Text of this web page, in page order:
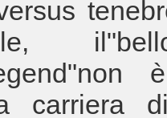
carriera